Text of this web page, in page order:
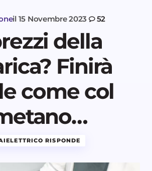
il 15 Novembre 2023 52
della
Finirà
come col
RISPONDE